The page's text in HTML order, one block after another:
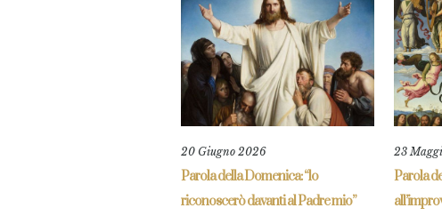
20 Giugno 2026
Parola della Domenica: “lo
riconoscerò davanti al Padre mio”
23
Parola